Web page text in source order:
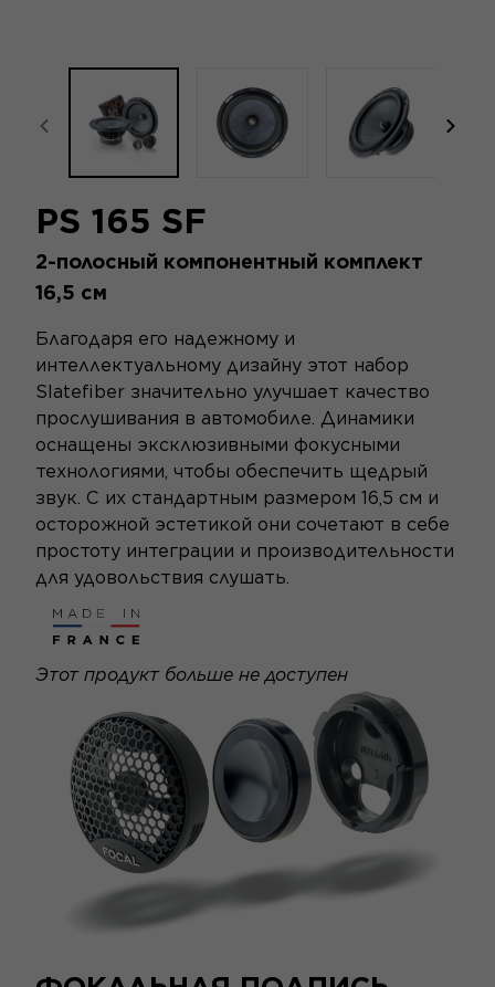
focal-naim-frontent::misc.prev_label
PS 165 SF
2-полосный компонентный комплект
16,5 см
Благодаря его надежному и
интеллектуальному дизайну этот набор
Slatefiber значительно улучшает качество
прослушивания в автомобиле. Динамики
оснащены эксклюзивными фокусными
технологиями, чтобы обеспечить щедрый
звук. С их стандартным размером 16,5 см и
осторожной эстетикой они сочетают в себе
простоту интеграции и производительности
для удовольствия слушать.
Этот продукт больше не доступен